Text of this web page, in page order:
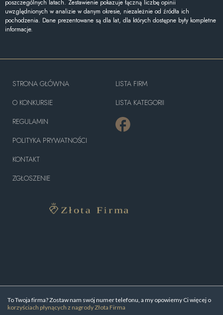
poszczególnych latach. Zestawienie pokazuje łączną liczbę opinii
uwzględnionych w analizie w danym okresie, niezależnie od źródła ich
pochodzenia. Dane prezentowane są dla lat, dla których dostępne były kompletne
informacje.
To Twoja firma? Zostaw nam swój numer telefonu, a my opowiemy Ci więcej o
korzyściach płynących z nagrody Złota Firma
STRONA GŁÓWNA
O KONKURSIE
REGULAMIN
POLITYKA PRYWATNOŚCI
KONTAKT
ZGŁOSZENIE
LISTA FIRM
LISTA KATEGORII